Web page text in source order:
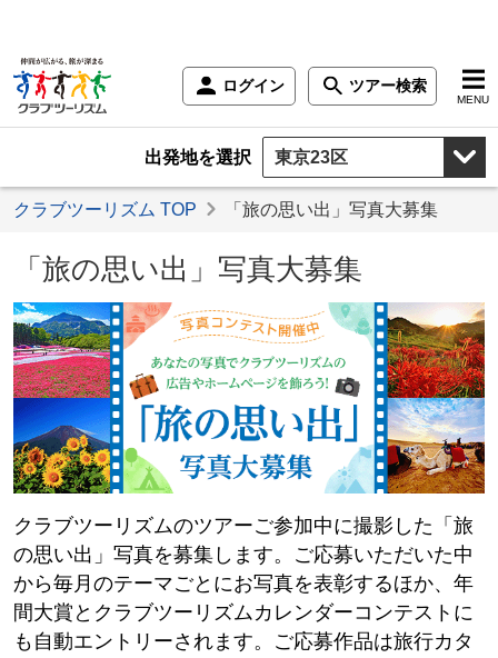
ログイン ツアー検索
MENU
出発地を選択
クラブツーリズム TOP 「旅の思い出」写真大募集
「旅の思い出」写真大募集
クラブツーリズムのツアーご参加中に撮影した「旅
の思い出」写真を募集します。ご応募いただいた中
から毎月のテーマごとにお写真を表彰するほか、年
間大賞とクラブツーリズムカレンダーコンテストに
も自動エントリーされます。ご応募作品は旅行カタ